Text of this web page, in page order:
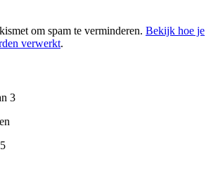
om spam te verminderen. Bekijk hoe je
verwerkt.
3